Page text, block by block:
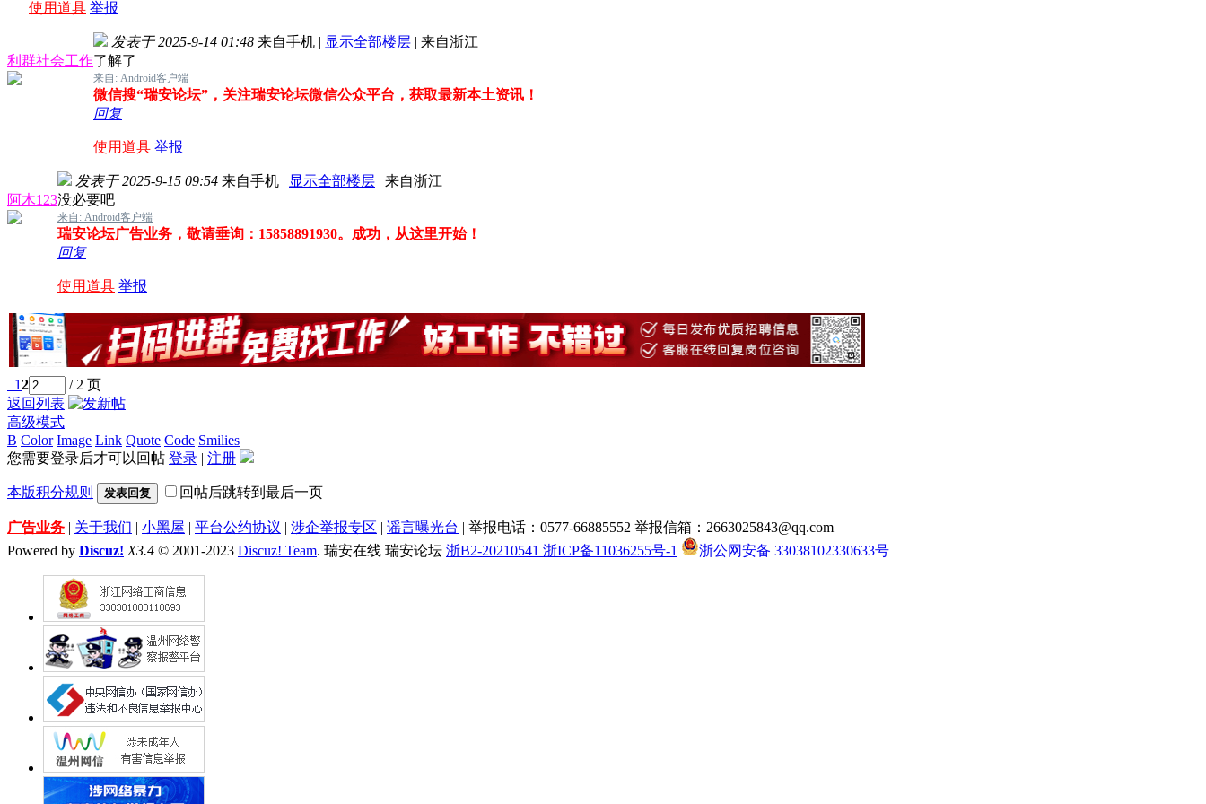
使用道具 举报
利群社会工作
发表于 2025-9-14 01:48 来自手机 | 显示全部楼层 | 来自浙江
了解了
来自: Android客户端
微信搜“瑞安论坛”，关注瑞安论坛微信公众平台，获取最新本土资讯！
回复
使用道具 举报
阿木123
发表于 2025-9-15 09:54 来自手机 | 显示全部楼层 | 来自浙江
没必要吧
来自: Android客户端
瑞安论坛广告业务，敬请垂询：15858891930。成功，从这里开始！
回复
使用道具 举报
12
/ 2 页
返回列表
高级模式
B Color Image Link Quote Code Smilies
您需要登录后才可以回帖 登录 | 注册
本版积分规则 发表回复 回帖后跳转到最后一页
广告业务 | 关于我们 | 小黑屋 | 平台公约协议 | 涉企举报专区 | 谣言曝光台 | 举报电话：0577-66885552 举报信箱：2663025843@qq.com
Powered by Discuz! X3.4 © 2001-2023 Discuz! Team. 瑞安在线 瑞安论坛 浙B2-20210541 浙ICP备11036255号-1 浙公网安备 33038102330633号